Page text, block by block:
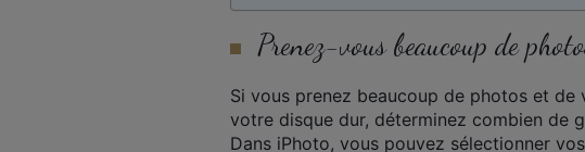
Prenez-vous beaucoup de
Si vous prenez beaucoup de photos et
votre disque dur, déterminez combien de
Dans iPhoto, vous pouvez sélectionner